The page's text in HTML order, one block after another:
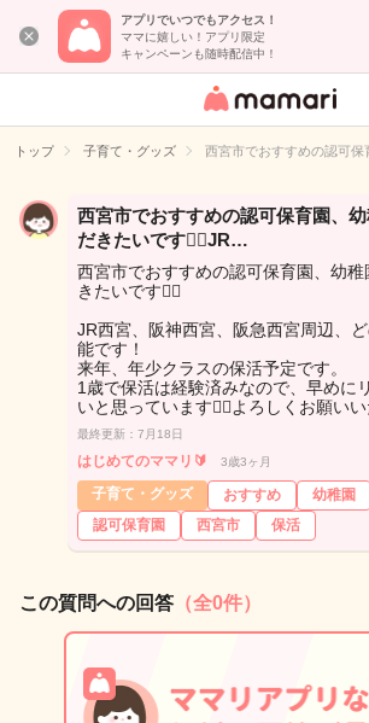
アプリでいつでもアクセス！
ママに嬉しい！アプリ限定
キャンペーンも随時配信中！
女性専用匿名QA
イト
トップ 子育て・グッズ 西宮市でおすすめの認可
西宮市でおすすめの認可保育園、
だきたいです🙇‍♂️JR…
西宮市でおすすめの認可保育園、幼
きたいです🙇‍♂️
JR西宮、阪神西宮、阪急西宮周辺、
能です！
来年、年少クラスの保活予定です。
1歳で保活は経験済みなので、早めに
いと思っています🙇‍♂️よろしくお願いい
最終更新：7月18日
はじめてのママリ🔰 3歳3ヶ月
子育て・グッズ おすすめ 幼稚園
認可保育園
西宮市 保活
この質問への回答 （全0件）